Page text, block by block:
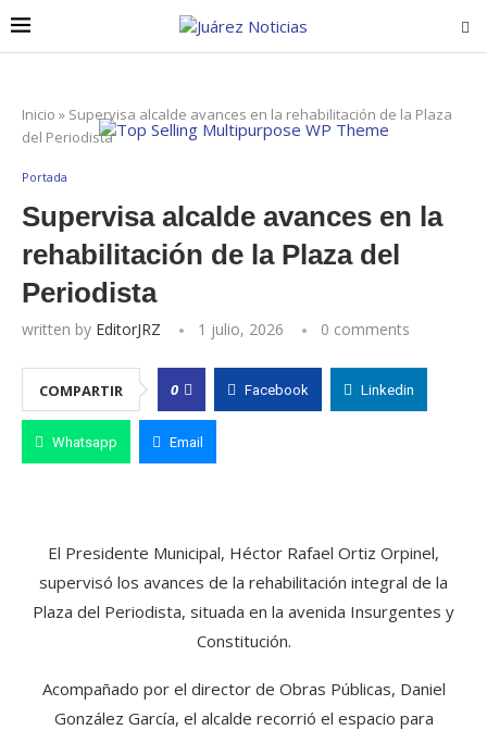
Inicio » Supervisa alcalde avances en la rehabilitación de la Plaza
del Periodista
Portada
Supervisa alcalde avances en la
rehabilitación de la Plaza del
Periodista
written by EditorJRZ 1 julio, 2026 0 comments
COMPARTIR 0 Facebook Linkedin
Whatsapp Email
El Presidente Municipal, Héctor Rafael Ortiz Orpinel,
supervisó los avances de la rehabilitación integral de la
Plaza del Periodista, situada en la avenida Insurgentes y
Constitución.
Acompañado por el director de Obras Públicas, Daniel
González García, el alcalde recorrió el espacio para